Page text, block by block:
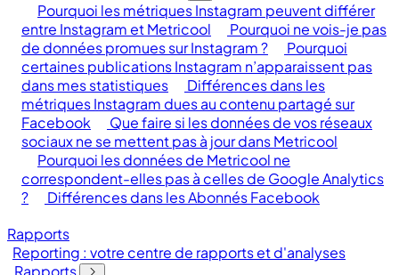
Pourquoi les métriques Instagram peuvent différer
entre Instagram et Metricool
Pourquoi ne vois-je pas
de données promues sur Instagram ?
Pourquoi
certaines publications Instagram n’apparaissent pas
dans mes statistiques
Différences dans les
métriques Instagram dues au contenu partagé sur
Facebook
Que faire si les données de vos réseaux
sociaux ne se mettent pas à jour dans Metricool
Pourquoi les données de Metricool ne
correspondent-elles pas à celles de Google Analytics
?
Différences dans les Abonnés Facebook
Rapports
Reporting : votre centre de rapports et d'analyses
Rapports